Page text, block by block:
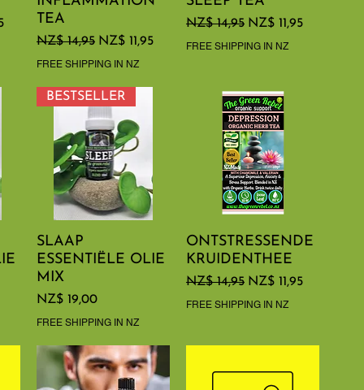
TEA
Normale prijs
NZ$ 14,95 Verkoopprijs
NZ$ 11,95
FREE SHIPPING IN NZ
Normale prijs
NZ$ 14,95 Verkoopprijs
NZ$ 11,95
FREE SHIPPING IN NZ
Snel overzicht
BESTSELLER
SLAAP
ESSENTIËLE OLIE
MIX
Prijs
NZ$ 19,00
FREE SHIPPING IN NZ
Snel overzicht
ONTSTRESSENDE
KRUIDENTHEE
Normale prijs
NZ$ 14,95 Verkoopprijs
NZ$ 11,95
FREE SHIPPING IN NZ